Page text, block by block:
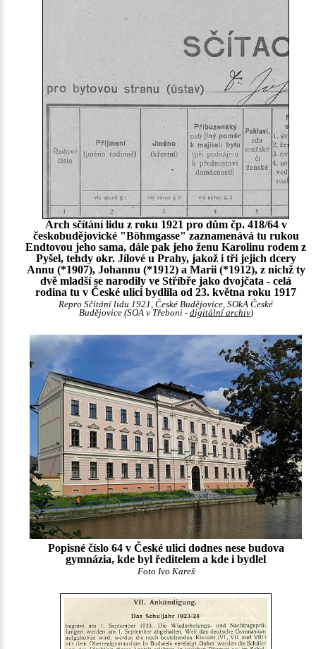
Arch sčítání lidu z roku 1921 pro dům čp. 418/64 v
českobudějovické "Böhmgasse" zaznamenává tu rukou
Endtovou jeho sama, dále pak jeho ženu Karolinu rodem z
Pyšel, tehdy okr. Jílové u Prahy, jakož i tři jejich dcery
Annu (*1907), Johannu (*1912) a Marii (*1912), z nichž ty
dvě mladší se narodily ve Stříbře jako dvojčata - celá
rodina tu v České ulici bydlila od 23. května roku 1917
Repro Sčítání lidu 1921, České Budějovice, SOkA České
Budějovice (SOA v Třeboni - digitální archiv)
Popisné číslo 64 v České ulici dodnes nese budova
gymnázia, kde byl ředitelem a kde i bydlel
Foto Ivo Kareš